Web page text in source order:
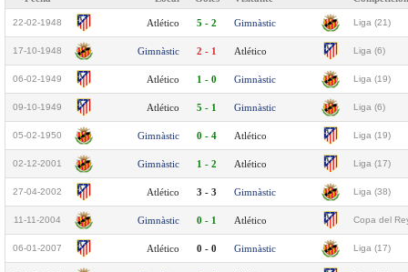
22-02-1948 Atlético 5 - 2 Gimnàstic Liga (21)
17-10-1948 Gimnàstic 2 - 1 Atlético Liga (6)
06-02-1949 Atlético 1 - 0 Gimnàstic Liga (19)
09-10-1949 Atlético 5 - 1 Gimnàstic Liga (6)
05-02-1950 Gimnàstic 0 - 4 Atlético Liga (19)
02-12-2001 Gimnàstic 1 - 2 Atlético Liga (17)
27-04-2002 Atlético 3 - 3 Gimnàstic Liga (38)
11-11-2004 Gimnàstic 0 - 1 Atlético Copa del
06-01-2007 Atlético 0 - 0 Gimnàstic Liga (17)